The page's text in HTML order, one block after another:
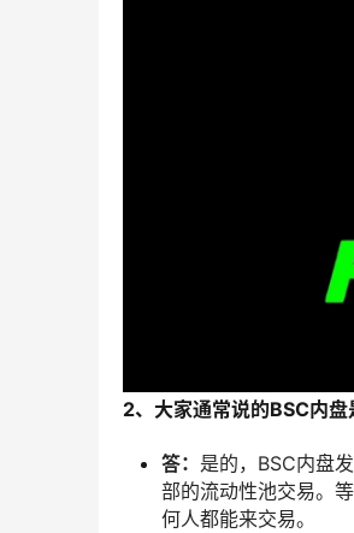
2、大家通常说的BSC内盘
答： 是的，BSC内盘
部的流动性池交易。
何人都能来交易。